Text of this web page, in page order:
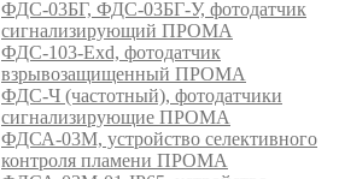
ФДС-03БГ, ФДС-03БГ-У, фотодатчик
сигнализирующий ПРОМА
ФДС-103-Ехd, фотодатчик
взрывозащищенный ПРОМА
ФДС-Ч (частотный), фотодатчики
сигнализирующие ПРОМА
ФДСА-03М, устройство селективного
контроля пламени ПРОМА